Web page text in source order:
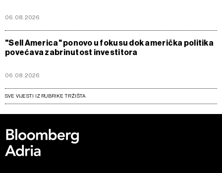
06.08.2026
"Sell America" ponovo u fokusu dok američka politika
povećava zabrinutost investitora
06.08.2026
SVE VIJESTI IZ RUBRIKE TRŽIŠTA